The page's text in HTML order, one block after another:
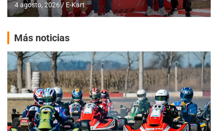
4 agosto, 2026 E-Kart
Más noticias